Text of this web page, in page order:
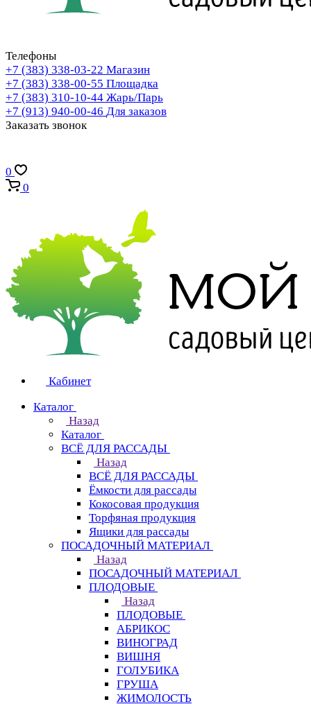
Телефоны
+7 (383) 338-03-22 Магазин
+7 (383) 338-00-55 Площадка
+7 (383) 310-10-44 Жарь/Парь
+7 (913) 940-00-46 Для заказов
Заказать звонок
0
0
Кабинет
Каталог
Назад
Каталог
ВСЁ ДЛЯ РАССАДЫ
Назад
ВСЁ ДЛЯ РАССАДЫ
Ёмкости для рассады
Кокосовая продукция
Торфяная продукция
Ящики для рассады
ПОСАДОЧНЫЙ МАТЕРИАЛ
Назад
ПОСАДОЧНЫЙ МАТЕРИАЛ
ПЛОДОВЫЕ
Назад
ПЛОДОВЫЕ
АБРИКОС
ВИНОГРАД
ВИШНЯ
ГОЛУБИКА
ГРУША
ЖИМОЛОСТЬ